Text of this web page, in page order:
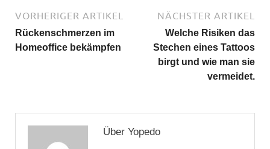
VORHERIGER ARTIKEL
Rückenschmerzen im
Homeoffice bekämpfen
NÄCHSTER ARTIKEL
Welche Risiken das
Stechen eines Tattoos
birgt und wie man sie
vermeidet.
Über Yopedo